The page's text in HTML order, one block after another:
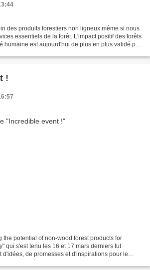
des produits forestiers non ligneux même si nous
essentiels de la forêt. L'impact positif des forêts
humaine est aujourd'hui de plus en plus validé par
!
the potential of non-wood forest products for
qui s'est tenu les 16 et 17 mars derniers fut
d'idées, de promesses et d'inspirations pour le